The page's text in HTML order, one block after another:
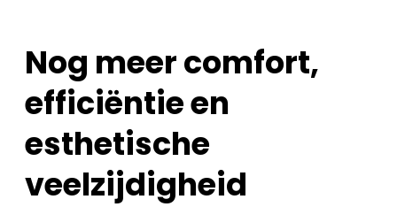
Nog meer comfort,
efficiëntie en
esthetische
veelzijdigheid